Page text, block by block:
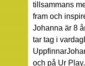
tillsammans
fram och
Johanna är 8
tar tag i
och på Ur Play.